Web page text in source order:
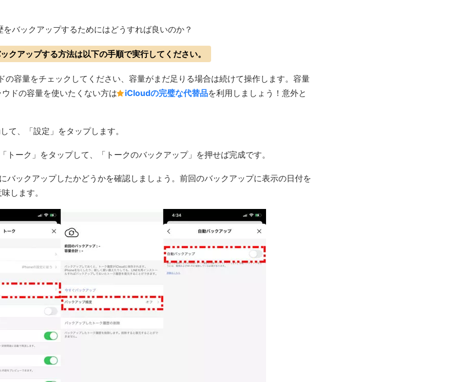
バックアップするためにはどうすれば良いのか？
クアップする方法は以下の手順で実行してください。
の容量をチェックしてください、容量がまだ足りる場合は続けて操作します。容量
ドの容量を使いたくない方は
iCloudの完璧な代替品を利用しましょう！意外と
て、「設定」をタップします。
トーク」をタップして、「トークのバックアップ」を押せば完成です。
バックアップしたかどうかを確認しましょう。前回のバックアップに表示の日付を
します。